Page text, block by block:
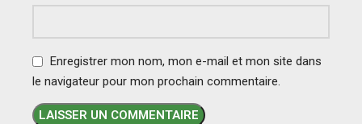
Enregistrer mon nom, mon e-mail et mon site dans
le navigateur pour mon prochain commentaire.